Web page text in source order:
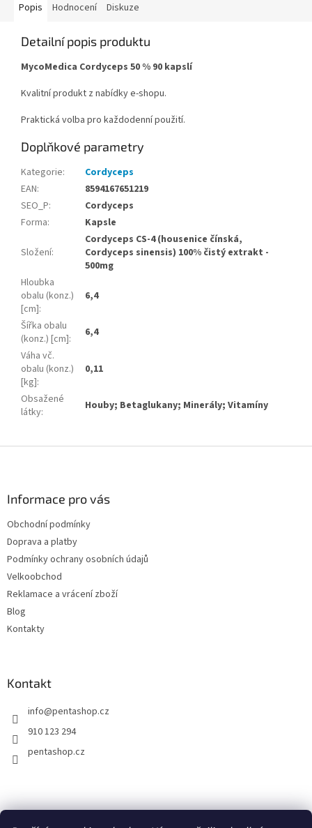
Popis Hodnocení Diskuze
Detailní popis produktu
MycoMedica Cordyceps 50 % 90 kapslí
Kvalitní produkt z nabídky e-shopu.
Praktická volba pro každodenní použití.
Doplňkové parametry
Kategorie:
Cordyceps
EAN:
8594167651219
SEO_P:
Cordyceps
Forma: Kapsle
Složení:
Cordyceps CS-4 (housenice čínská,
Cordyceps sinensis) 100% čistý extrakt -
500mg
Hloubka
obalu (konz.)
[cm]:
6,4
Šířka obalu
(konz.) [cm]:
6,4
Váha vč.
obalu (konz.)
[kg]:
0,11
Obsažené
látky: Houby; Betaglukany; Minerály; Vitamíny
Informace pro vás
Obchodní podmínky
Doprava a platby
Podmínky ochrany osobních údajů
Velkoobchod
Reklamace a vrácení zboží
Blog
Kontakty
Kontakt
info@pentashop.cz
910 123 294
pentashop.cz